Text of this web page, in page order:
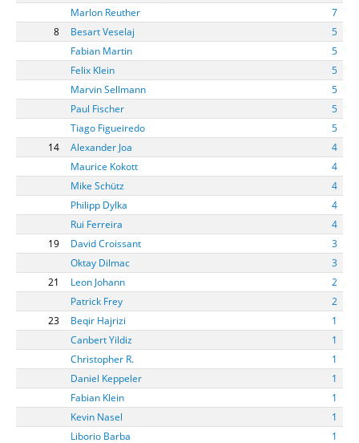
Marlon Reuther
7
8
Besart Veselaj
5
Fabian Martin
5
Felix Klein
5
Marvin Sellmann
5
Paul Fischer
5
Tiago Figueiredo
5
14
Alexander Joa
4
Maurice Kokott
4
Mike Schütz
4
Philipp Dylka
4
Rui Ferreira
4
19
David Croissant
3
Oktay Dilmac
3
21
Leon Johann
2
Patrick Frey
2
23
Beqir Hajrizi
1
Canbert Yildiz
1
Christopher R.
1
Daniel Keppeler
1
Fabian Klein
1
Kevin Nasel
1
Liborio Barba
1